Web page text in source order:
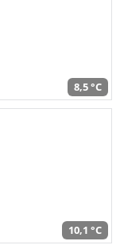
8,5 °C
10,1 °C